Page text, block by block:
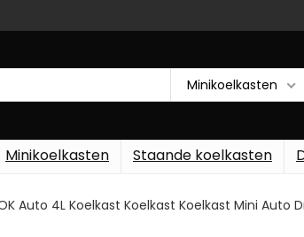
Minikoelkasten
Minikoelkasten Staande koelkasten
Auto 4L Koelkast Koelkast Koelkast Mini Auto